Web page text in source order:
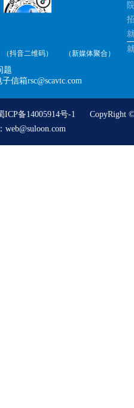
（抖音二维码） （新媒体聚合）
题
信箱rsc@scavtc.com
ICP备14005914号-1
CopyRight